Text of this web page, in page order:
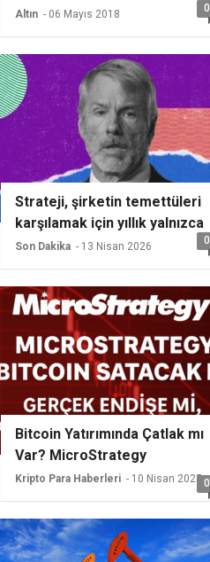
Getireceğini Açıkladı
Altın - 06 Mayıs 2018 0
Strateji, şirketin temettüleri
karşılamak için yıllık yalnızca
%2 BTC büyümesine ihtiyaç
duyması nedeniyle başka bir
Bitcoin alımının sinyalini
veriyor
Son Dakika - 13 Nisan 2026 0
Bitcoin Yatırımında Çatlak mı
Var? MicroStrategy
Sessizliğini Koruyor
Kripto Para Haberleri - 10 Nisan 20250